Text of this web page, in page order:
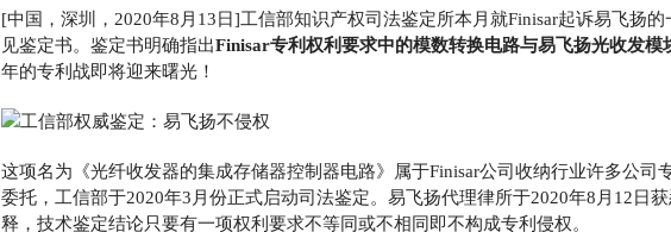
[中国，深圳，2020年8月13日]工信部知识产权司法鉴定所本月就Finisar起诉易飞扬
见鉴定书。鉴定书明确指出Finisar专利权利要求中的模数转换电路与易飞扬光收发模
年的专利战即将迎来曙光！
这项名为《光纤收发器的集成存储器控制器电路》属于Finisar公司收纳行业许多公司
委托，工信部于2020年3月份正式启动司法鉴定。易飞扬代理律所于2020年8月12日
释，技术鉴定结论只要有一项权利要求不等同或不相同即不构成专利侵权。